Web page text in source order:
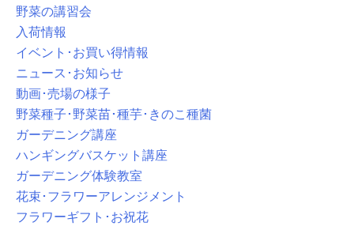
野菜の講習会
入荷情報
イベント･お買い得情報
ニュース･お知らせ
動画･売場の様子
野菜種子･野菜苗･種芋･きのこ種菌
ガーデニング講座
ハンギングバスケット講座
ガーデニング体験教室
花束･フラワーアレンジメント
フラワーギフト･お祝花